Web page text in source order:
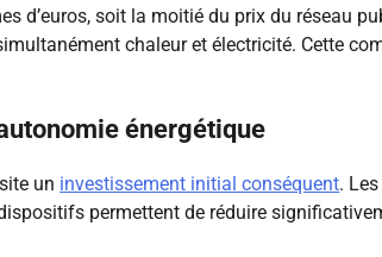
d’euros, soit la moitié du prix du réseau
chaleur et électricité. Cette
énergétique
un investissement initial conséquent.
permettent de réduire